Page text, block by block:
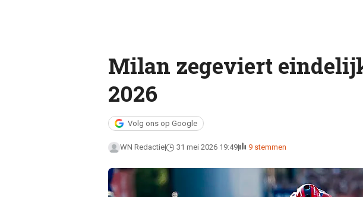
Milan zegeviert
2026
Volg ons op Google
WN Redactie 31 mei 2026 19:49 9 stemmen